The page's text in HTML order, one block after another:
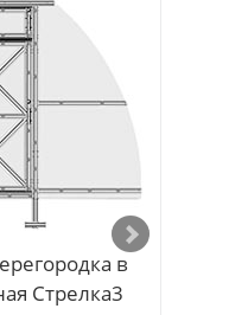
в
Стрелка3